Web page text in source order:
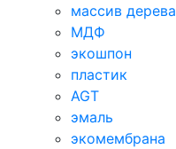
массив дерева
МДФ
экошпон
пластик
AGT
эмаль
экомембрана